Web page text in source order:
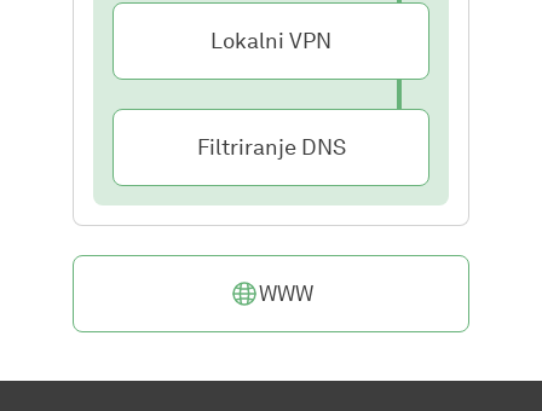
Lokalni VPN
Filtriranje DNS
WWW